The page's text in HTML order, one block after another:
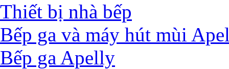
Thiết bị nhà bếp
Bếp ga và máy hút mùi
Bếp ga Apelly